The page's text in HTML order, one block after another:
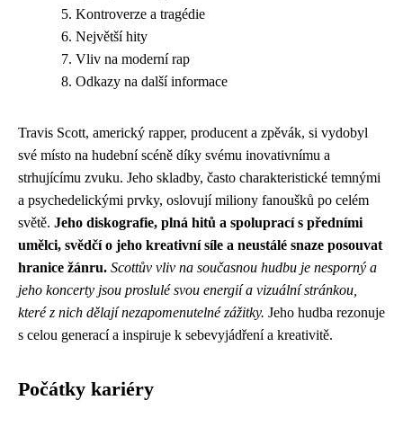
Kontroverze a tragédie
Největší hity
Vliv na moderní rap
Odkazy na další informace
Travis Scott, americký rapper, producent a zpěvák, si vydobyl
své místo na hudební scéně díky svému inovativnímu a
strhujícímu zvuku. Jeho skladby, často charakteristické temnými
a psychedelickými prvky, oslovují miliony fanoušků po celém
světě. Jeho diskografie, plná hitů a spoluprací s předními
umělci, svědčí o jeho kreativní síle a neustálé snaze posouvat
hranice žánru. Scottův vliv na současnou hudbu je nesporný a
jeho koncerty jsou proslulé svou energií a vizuální stránkou,
které z nich dělají nezapomenutelné zážitky. Jeho hudba rezonuje
s celou generací a inspiruje k sebevyjádření a kreativitě.
Počátky kariéry